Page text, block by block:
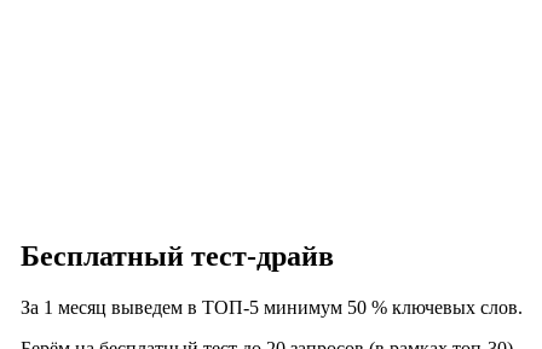
Бесплатный тест-драйв
За 1 месяц выведем в ТОП-5 минимум 50 % ключевых слов.